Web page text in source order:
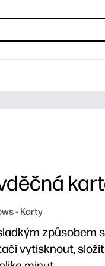
- Karty
způsobem
vytisknout,